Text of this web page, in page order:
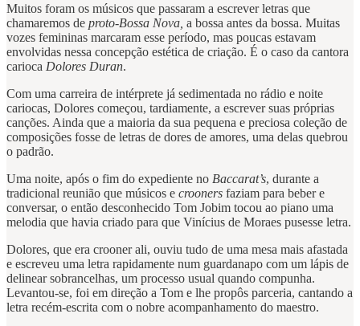
Muitos foram os músicos que passaram a escrever letras que
chamaremos de proto-Bossa Nova, a bossa antes da bossa. Muitas
vozes femininas marcaram esse período, mas poucas estavam
envolvidas nessa concepção estética de criação. É o caso da cantora
carioca Dolores Duran.
Com uma carreira de intérprete já sedimentada no rádio e noite
cariocas, Dolores começou, tardiamente, a escrever suas próprias
canções. Ainda que a maioria da sua pequena e preciosa coleção de
composições fosse de letras de dores de amores, uma delas quebrou
o padrão.
Uma noite, após o fim do expediente no Baccarat’s, durante a
tradicional reunião que músicos e crooners faziam para beber e
conversar, o então desconhecido Tom Jobim tocou ao piano uma
melodia que havia criado para que Vinícius de Moraes pusesse letra.
Dolores, que era crooner ali, ouviu tudo de uma mesa mais afastada
e escreveu uma letra rapidamente num guardanapo com um lápis de
delinear sobrancelhas, um processo usual quando compunha.
Levantou-se, foi em direção a Tom e lhe propôs parceria, cantando a
letra recém-escrita com o nobre acompanhamento do maestro.